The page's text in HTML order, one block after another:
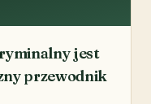
jest
przewodnik